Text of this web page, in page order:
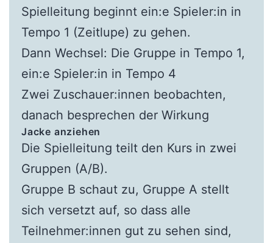
Spielleitung beginnt ein:e Spieler:in in
Tempo 1 (Zeitlupe) zu gehen.
Dann Wechsel: Die Gruppe in Tempo 1,
ein:e Spieler:in in Tempo 4
Zwei Zuschauer:innen beobachten,
danach besprechen der Wirkung
Jacke anziehen
Die Spielleitung teilt den Kurs in zwei
Gruppen (A/B).
Gruppe B schaut zu, Gruppe A stellt
sich versetzt auf, so dass alle
Teilnehmer:innen gut zu sehen sind,